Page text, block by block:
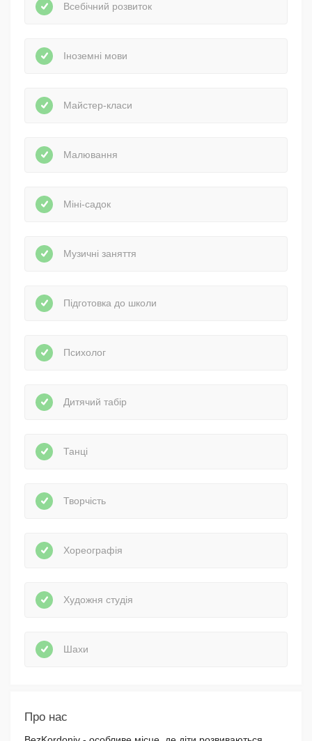
Всебічний розвиток
Іноземні мови
Майстер-класи
Малювання
Міні-садок
Музичні заняття
Підготовка до школи
Психолог
Дитячий табір
Танці
Творчість
Хореографія
Художня студія
Шахи
Про нас